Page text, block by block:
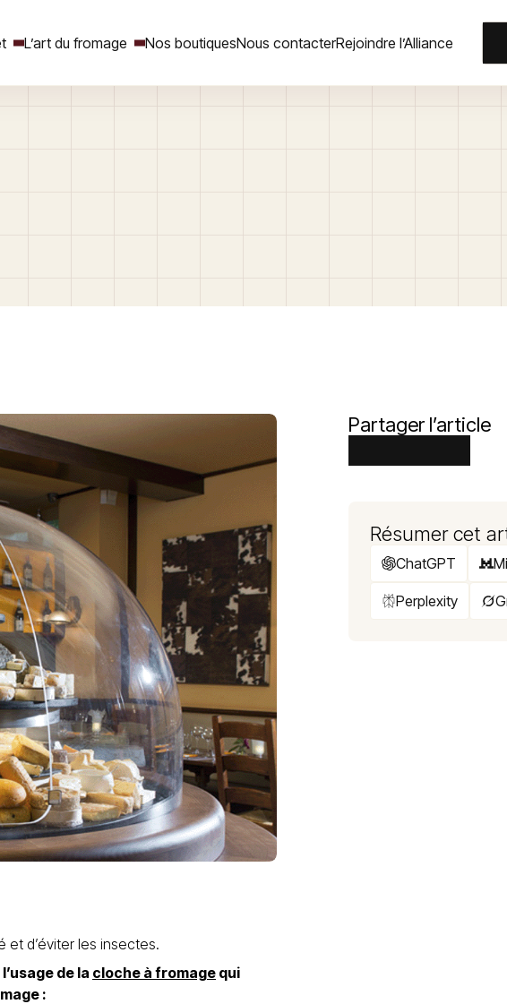
L’art du fromage Nos boutiquesNous contacterRejoindre l’Alliance
d’éviter les insectes.
de la cloche à fromage qui
:
Partager l’article
Résumer cet
ChatGPT
Perplexity